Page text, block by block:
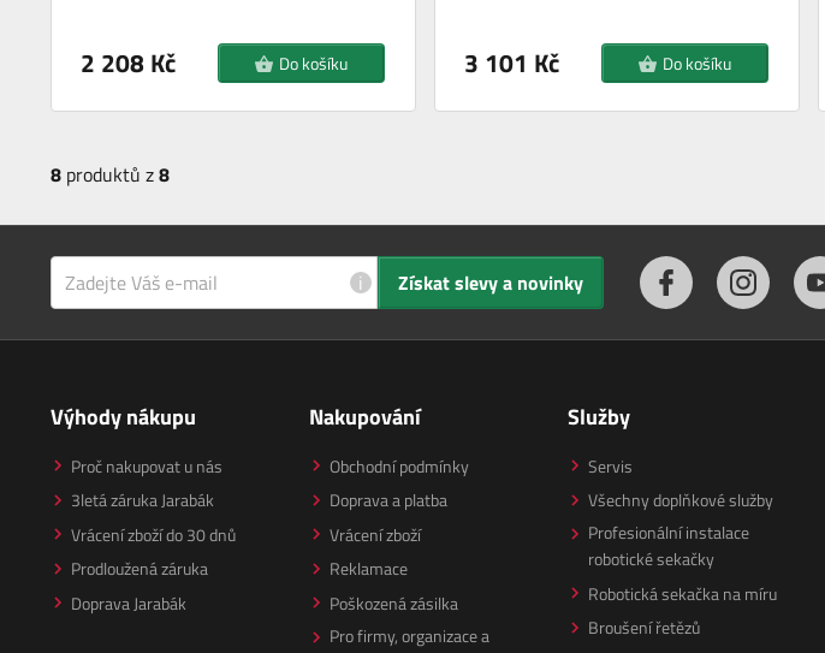
2 208 Kč Do košíku 3 101 Kč Do košíku
8 produktů z8
i Získat slevy a novinky
Výhody nákupu
Proč nakupovat u nás
3letá záruka Jarabák
Vrácení zboží do 30 dnů
Prodloužená záruka
Doprava Jarabák
Nakupování
Obchodní podmínky
Doprava a platba
Vrácení zboží
Reklamace
Poškozená zásilka
Pro firmy, organizace a
Služby
Servis
Všechny doplňkové služby
Profesionální instalace
robotické sekačky
Robotická sekačka na míru
Broušení řetězů